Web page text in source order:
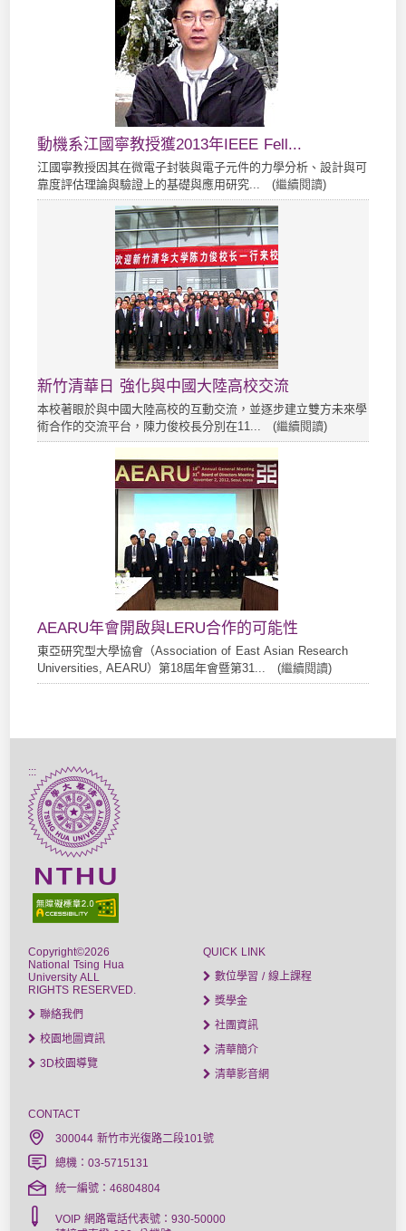
動機系江國寧教授獲2013年IEEE Fell...
江國寧教授因其在微電子封裝與電子元件的力學分析、設計與可
靠度評估理論與驗證上的基礎與應用研究... (繼續閱讀)
新竹清華日 強化與中國大陸高校交流
本校著眼於與中國大陸高校的互動交流，並逐步建立雙方未來學
術合作的交流平台，陳力俊校長分別在11... (繼續閱讀)
AEARU年會開啟與LERU合作的可能性
東亞研究型大學協會（Association of East Asian Research
Universities, AEARU）第18屆年會暨第31... (繼續閱讀)
:::
Copyright©2026
National Tsing Hua
University ALL
RIGHTS RESERVED.
聯絡我們
校園地圖資訊
3D校園導覽
QUICK LINK
數位學習 / 線上課程
獎學金
社團資訊
清華簡介
清華影音網
CONTACT
300044 新竹市光復路二段101號
總機：03-5715131
統一編號：46804804
VOIP 網路電話代表號：930-50000